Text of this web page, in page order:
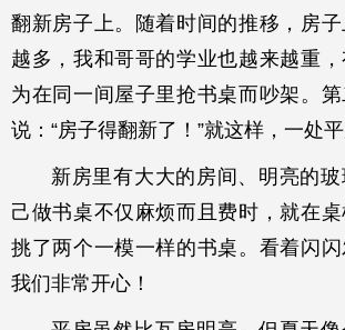
翻新房子上。随着时间的推移，房
越多，我和哥哥的学业也越来越重
为在同一间屋子里抢书桌而吵架。
说：“房子得翻新了！”就这样，一处平
新房里有大大的房间、明亮的
己做书桌不仅麻烦而且费时，就在
挑了两个一模一样的书桌。看着闪闪
我们非常开心！